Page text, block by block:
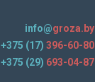
info@groza.by
+375 (17) 396-60-80
+375 (29) 693-04-87